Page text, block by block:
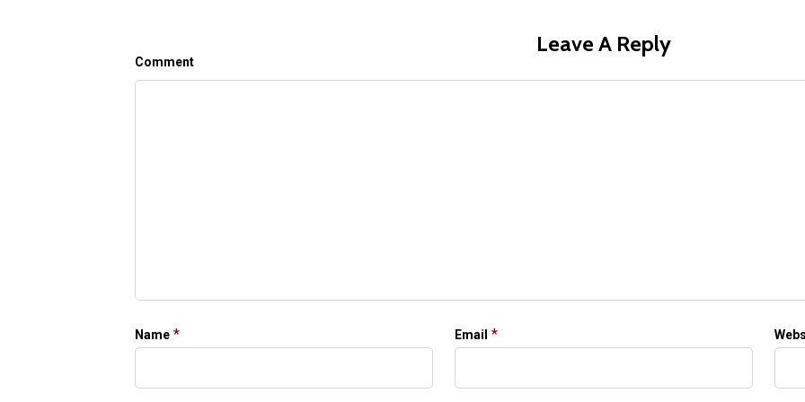
Leave A Reply
Comment
Name * Email *